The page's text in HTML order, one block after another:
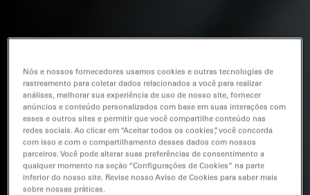
Nós e nossos fornecedores usamos cookies e outras tecnologias de
rastreamento para coletar dados relacionados a você para realizar
análises, melhorar sua experiência de uso de nosso site, fornecer
anúncios e conteúdo personalizados com base em suas interações com
esses e outros sites e permitir que você compartilhe conteúdo nas
redes sociais. Ao clicar em “Aceitar todos os cookies”, você concorda
com isso e com o compartilhamento desses dados com nossos
parceiros. Você pode alterar suas preferências de consentimento a
qualquer momento na seção “Configurações de Cookies” na parte
inferior do nosso site. Revise nosso Aviso de Cookies para saber mais
sobre nossas práticas.